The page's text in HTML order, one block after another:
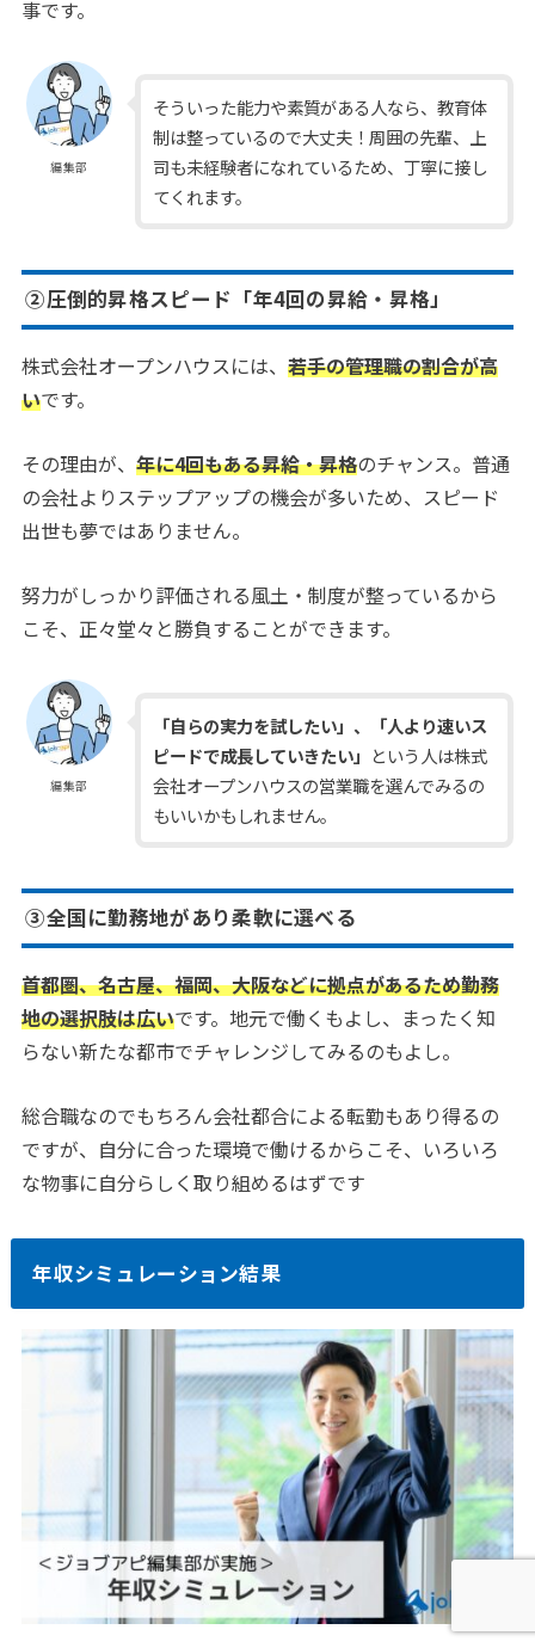
事です。
編集部
そういった能力や素質がある人なら、教育体
制は整っているので大丈夫！周囲の先輩、上
司も未経験者になれているため、丁寧に接し
てくれます。
②圧倒的昇格スピード「年4回の昇給・昇格」
株式会社オープンハウスには、 若手の管理職の割合が高
いです。
その理由が、 年に4回もある昇給・昇格のチャンス。普通
の会社よりステップアップの機会が多いため、スピード
出世も夢ではありません。
努力がしっかり評価される風土・制度が整っているから
こそ、正々堂々と勝負することができます。
編集部
「自らの実力を試したい」、「人より速いス
ピードで成長していきたい」 という人は株式
会社オープンハウスの営業職を選んでみるの
もいいかもしれません。
③全国に勤務地があり柔軟に選べる
首都圏、名古屋、福岡、大阪などに拠点があるため勤務
地の選択肢は広いです。地元で働くもよし、まったく知
らない新たな都市でチャレンジしてみるのもよし。
総合職なのでもちろん会社都合による転勤もあり得るの
ですが、自分に合った環境で働けるからこそ、いろいろ
な物事に自分らしく取り組めるはずです
年収シミュレーション結果